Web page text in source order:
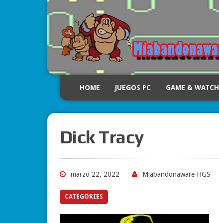
HOME JUEGOS PC GAME & WATCH
Dick Tracy
marzo 22, 2022 Miabandonaware HGS
CATEGORIES